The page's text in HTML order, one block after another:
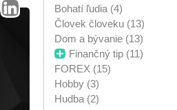
Bohatí ľudia (4)
Človek človeku (13)
Dom a bývanie (13)
Finančný tip (11)
FOREX (15)
Hobby (3)
Hudba (2)